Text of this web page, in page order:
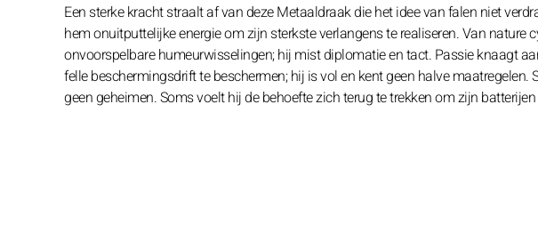
Een sterke kracht straalt af van deze Metaaldraak die het idee van falen niet
hem onuitputtelijke energie om zijn sterkste verlangens te realiseren. Van
onvoorspelbare humeurwisselingen; hij mist diplomatie en tact. Passie knaagt
felle beschermingsdrift te beschermen; hij is vol en kent geen halve
geen geheimen. Soms voelt hij de behoefte zich terug te trekken om zijn